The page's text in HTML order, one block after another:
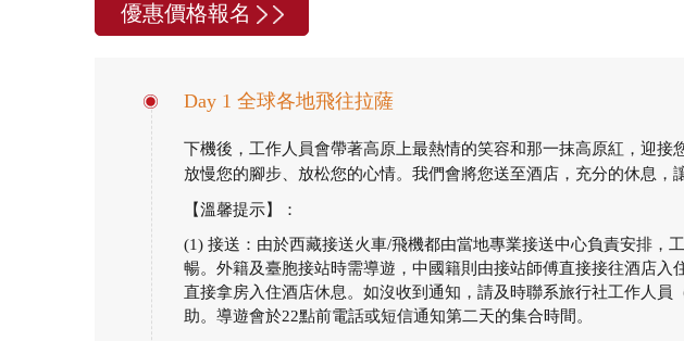
優惠價格報名
Day 1 全球各地飛往拉薩
下機後，工作人員會帶著高原上最熱情的笑容和那一抹高原紅，迎接
放慢您的腳步、放松您的心情。我們會將您送至酒店，充分的休息，
【溫馨提示】：
(1) 接送：由於西藏接送火車/飛機都由當地專業接送中心負責安排，
暢。外籍及臺胞接站時需導遊，中國籍則由接站師傅直接接往酒店入
直接拿房入住酒店休息。如沒收到通知，請及時聯系旅行社工作人員
助。導遊會於22點前電話或短信通知第二天的集合時間。